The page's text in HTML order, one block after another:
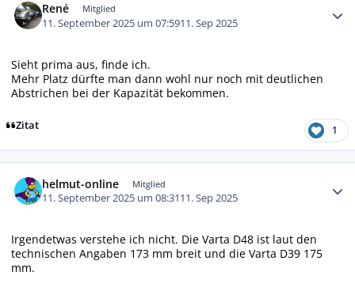
René Mitglied
11. September 2025 um 07:5911. Sep 2025
Sieht prima aus, finde ich.
Mehr Platz dürfte man dann wohl nur noch mit deutlichen
Abstrichen bei der Kapazität bekommen.
Zitat 1
helmut-online Mitglied
11. September 2025 um 08:3111. Sep 2025
Irgendetwas verstehe ich nicht. Die Varta D48 ist laut den
technischen Angaben 173 mm breit und die Varta D39 175
mm.